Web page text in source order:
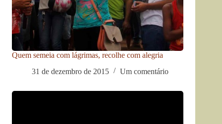
Quem semeia com lágrimas, recolhe com alegria
31 de dezembro de 2015
Um comentário